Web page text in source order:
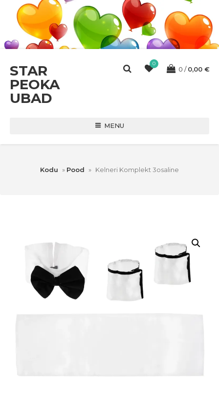
STAR
PEOKA
UBAD
0
0 0,00 €
MENU
Kodu » Pood » Kelneri Komplekt 3osaline